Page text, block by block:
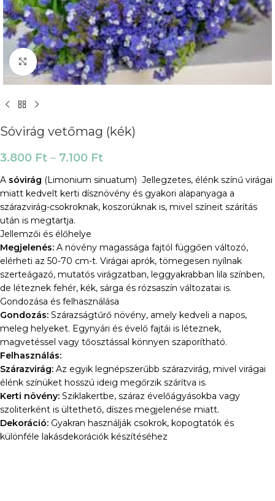
Click to enlarge
Sóvirág vetőmag (kék)
3.800 Ft – 7.100 Ft
A sóvirág (Limonium sinuatum) Jellegzetes, élénk színű virágai
miatt kedvelt kerti dísznövény és gyakori alapanyaga a
szárazvirág-csokroknak, koszorúknak is, mivel színeit szárítás
után is megtartja.
Jellemzői és élőhelye
Megjelenés: A növény magassága fajtól függően változó,
elérheti az 50-70 cm-t. Virágai aprók, tömegesen nyílnak
szerteágazó, mutatós virágzatban, leggyakrabban lila színben,
de léteznek fehér, kék, sárga és rózsaszín változatai is.
Gondozása és felhasználása
Gondozás: Szárazságtűrő növény, amely kedveli a napos,
meleg helyeket. Egynyári és évelő fajtái is léteznek,
magvetéssel vagy tőosztással könnyen szaporítható.
Felhasználás:
Szárazvirág: Az egyik legnépszerűbb szárazvirág, mivel virágai
élénk színüket hosszú ideig megőrzik szárítva is.
Kerti növény: Sziklakertbe, száraz évelőágyásokba vagy
szoliterként is ültethető, díszes megjelenése miatt.
Dekoráció: Gyakran használják csokrok, kopogtatók és
különféle lakásdekorációk készítéséhez